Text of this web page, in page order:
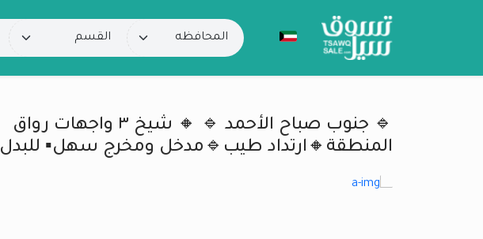
🔹 جنوب صباح الأحمد 🔹 🔸 شيخ ٣ واجهات رواق
المنطقة🔸ارتداد طيب🔹مدخل ومخرج سهل▪ للبدل